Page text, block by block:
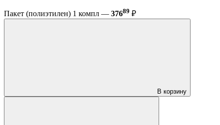
Пакет (полиэтилен) 1 компл — 37689 ₽
В корзину